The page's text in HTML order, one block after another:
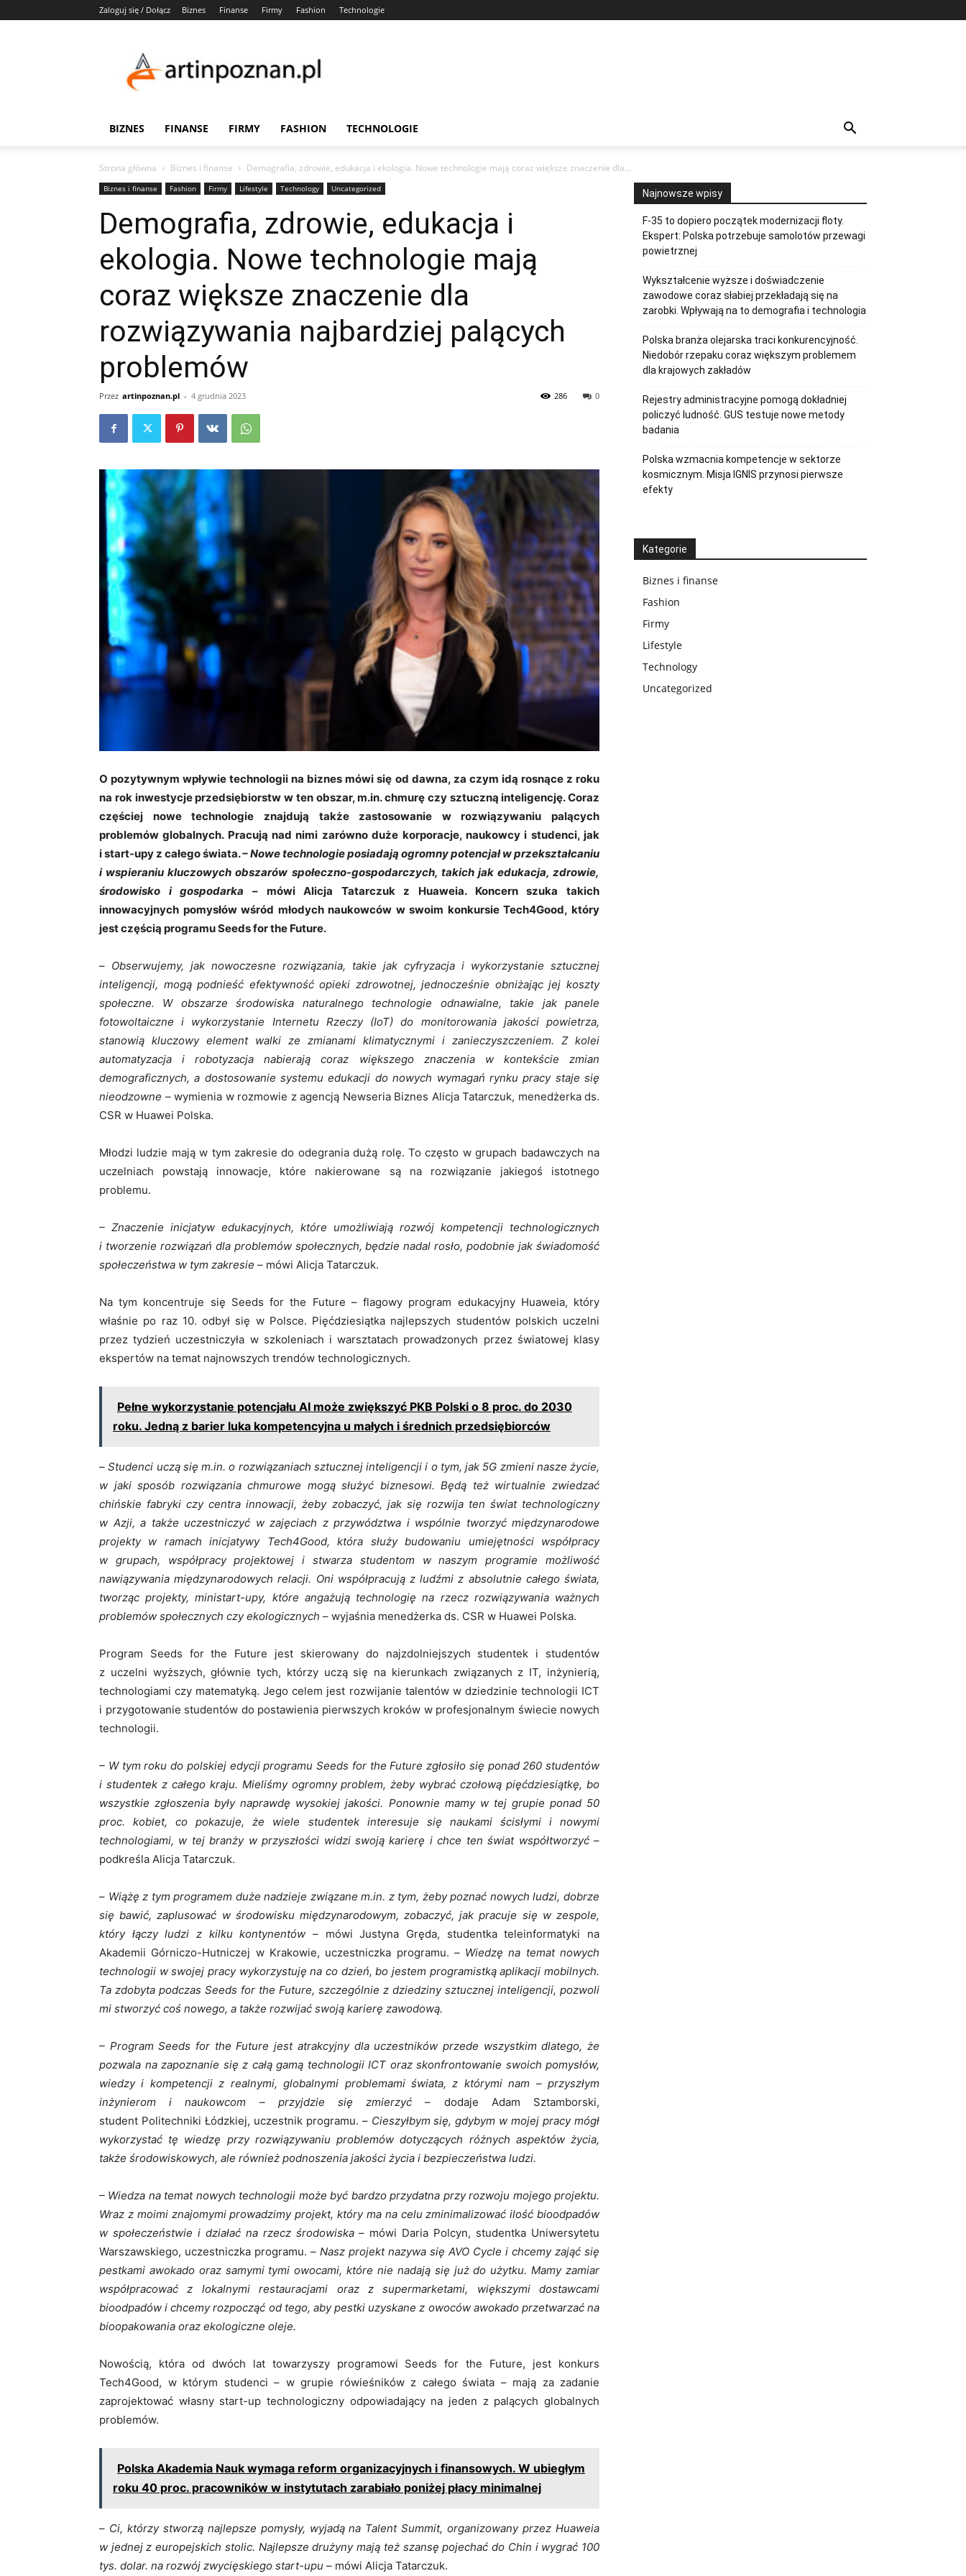
Zaloguj się / Dołącz Biznes Finanse Firmy Fashion Technologie
BIZNES FINANSE FIRMY FASHION TECHNOLOGIE
Strona główna Biznes i finanse Demografia, zdrowie, edukacja i ekologia. Nowe technologie mają coraz większe znaczenie dla...
Biznes i finanse Fashion Firmy Lifestyle Technology Uncategorized
Demografia, zdrowie, edukacja i
ekologia. Nowe technologie mają
coraz większe znaczenie dla
rozwiązywania najbardziej palących
problemów
Przez artinpoznan.pl - 4 grudnia 2023 0
286
O pozytywnym wpływie technologii na biznes mówi się od dawna, za czym idą rosnące z roku
na rok inwestycje przedsiębiorstw w ten obszar, m.in. chmurę czy sztuczną inteligencję. Coraz
częściej nowe technologie znajdują także zastosowanie w rozwiązywaniu palących
problemów globalnych. Pracują nad nimi zarówno duże korporacje, naukowcy i studenci, jak
i start-upy z całego świata.– Nowe technologie posiadają ogromny potencjał w przekształcaniu
i wspieraniu kluczowych obszarów społeczno-gospodarczych, takich jak edukacja, zdrowie,
środowisko i gospodarka –mówi Alicja Tatarczuk z Huaweia. Koncern szuka takich
innowacyjnych pomysłów wśród młodych naukowców w swoim konkursie Tech4Good, który
jest częścią programu Seeds for the Future.
– Obserwujemy, jak nowoczesne rozwiązania, takie jak cyfryzacja i wykorzystanie sztucznej
inteligencji, mogą podnieść efektywność opieki zdrowotnej, jednocześnie obniżając jej koszty
społeczne. W obszarze środowiska naturalnego technologie odnawialne, takie jak panele
fotowoltaiczne i wykorzystanie Internetu Rzeczy (IoT) do monitorowania jakości powietrza,
stanowią kluczowy element walki ze zmianami klimatycznymi i zanieczyszczeniem. Z kolei
automatyzacja i robotyzacja nabierają coraz większego znaczenia w kontekście zmian
demograficznych, a dostosowanie systemu edukacji do nowych wymagań rynku pracy staje się
nieodzowne – wymienia w rozmowie z agencją Newseria Biznes Alicja Tatarczuk, menedżerka ds.
CSR w Huawei Polska.
Młodzi ludzie mają w tym zakresie do odegrania dużą rolę. To często w grupach badawczych na
uczelniach powstają innowacje, które nakierowane są na rozwiązanie jakiegoś istotnego
problemu.
– Znaczenie inicjatyw edukacyjnych, które umożliwiają rozwój kompetencji technologicznych
i tworzenie rozwiązań dla problemów społecznych, będzie nadal rosło, podobnie jak świadomość
społeczeństwa w tym zakresie – mówi Alicja Tatarczuk.
Na tym koncentruje się Seeds for the Future – flagowy program edukacyjny Huaweia, który
właśnie po raz 10. odbył się w Polsce. Pięćdziesiątka najlepszych studentów polskich uczelni
przez tydzień uczestniczyła w szkoleniach i warsztatach prowadzonych przez światowej klasy
ekspertów na temat najnowszych trendów technologicznych.
Pełne wykorzystanie potencjału AI może zwiększyć PKB Polski o 8 proc. do 2030
roku. Jedną z barier luka kompetencyjna u małych i średnich przedsiębiorców
–Studenci uczą się m.in. o rozwiązaniach sztucznej inteligencji i o tym, jak 5G zmieni nasze życie,
w jaki sposób rozwiązania chmurowe mogą służyć biznesowi. Będą też wirtualnie zwiedzać
chińskie fabryki czy centra innowacji, żeby zobaczyć, jak się rozwija ten świat technologiczny
w Azji, a także uczestniczyć w zajęciach z przywództwa i wspólnie tworzyć międzynarodowe
projekty w ramach inicjatywy Tech4Good, która służy budowaniu umiejętności współpracy
w grupach, współpracy projektowej i stwarza studentom w naszym programie możliwość
nawiązywania międzynarodowych relacji. Oni współpracują z ludźmi z absolutnie całego świata,
tworząc projekty, ministart-upy, które angażują technologię na rzecz rozwiązywania ważnych
problemów społecznych czy ekologicznych – wyjaśnia menedżerka ds. CSR w Huawei Polska.
Program Seeds for the Future jest skierowany do najzdolniejszych studentek i studentów
z uczelni wyższych, głównie tych, którzy uczą się na kierunkach związanych z IT, inżynierią,
technologiami czy matematyką. Jego celem jest rozwijanie talentów w dziedzinie technologii ICT
i przygotowanie studentów do postawienia pierwszych kroków w profesjonalnym świecie nowych
technologii.
– W tym roku do polskiej edycji programu Seeds for the Future zgłosiło się ponad 260 studentów
i studentek z całego kraju. Mieliśmy ogromny problem, żeby wybrać czołową pięćdziesiątkę, bo
wszystkie zgłoszenia były naprawdę wysokiej jakości. Ponownie mamy w tej grupie ponad 50
proc. kobiet, co pokazuje, że wiele studentek interesuje się naukami ścisłymi i nowymi
technologiami, w tej branży w przyszłości widzi swoją karierę i chce ten świat współtworzyć–
podkreśla Alicja Tatarczuk.
– Wiążę z tym programem duże nadzieje związane m.in. z tym, żeby poznać nowych ludzi, dobrze
się bawić, zaplusować w środowisku międzynarodowym, zobaczyć, jak pracuje się w zespole,
który łączy ludzi z kilku kontynentów – mówi Justyna Gręda, studentka teleinformatyki na
Akademii Górniczo-Hutniczej w Krakowie, uczestniczka programu. –Wiedzę na temat nowych
technologii w swojej pracy wykorzystuję na co dzień, bo jestem programistką aplikacji mobilnych.
Ta zdobyta podczas Seeds for the Future, szczególnie z dziedziny sztucznej inteligencji, pozwoli
mi stworzyć coś nowego, a także rozwijać swoją karierę zawodową.
– Program Seeds for the Future jest atrakcyjny dla uczestników przede wszystkim dlatego, że
pozwala na zapoznanie się z całą gamą technologii ICT oraz skonfrontowanie swoich pomysłów,
wiedzy i kompetencji z realnymi, globalnymi problemami świata, z którymi nam – przyszłym
inżynierom i naukowcom – przyjdzie się zmierzyć– dodaje Adam Sztamborski,
student Politechniki Łódzkiej, uczestnik programu. –Cieszyłbym się, gdybym w mojej pracy mógł
wykorzystać tę wiedzę przy rozwiązywaniu problemów dotyczących różnych aspektów życia,
także środowiskowych, ale również podnoszenia jakości życia i bezpieczeństwa ludzi.
– Wiedza na temat nowych technologii może być bardzo przydatna przy rozwoju mojego projektu.
Wraz z moimi znajomymi prowadzimy projekt, który ma na celu zminimalizować ilość bioodpadów
w społeczeństwie i działać na rzecz środowiska– mówi Daria Polcyn, studentka Uniwersytetu
Warszawskiego, uczestniczka programu. – Nasz projekt nazywa się AVO Cycle i chcemy zająć się
pestkami awokado oraz samymi tymi owocami, które nie nadają się już do użytku. Mamy zamiar
współpracować z lokalnymi restauracjami oraz z supermarketami, większymi dostawcami
bioodpadów i chcemy rozpocząć od tego, aby pestki uzyskane z owoców awokado przetwarzać na
bioopakowania oraz ekologiczne oleje.
Nowością, która od dwóch lat towarzyszy programowi Seeds for the Future, jest konkurs
Tech4Good, w którym studenci – w grupie rówieśników z całego świata – mają za zadanie
zaprojektować własny start-up technologiczny odpowiadający na jeden z palących globalnych
problemów.
Polska Akademia Nauk wymaga reform organizacyjnych i finansowych. W ubiegłym
roku 40 proc. pracowników w instytutach zarabiało poniżej płacy minimalnej
– Ci, którzy stworzą najlepsze pomysły, wyjadą na Talent Summit, organizowany przez Huaweia
w jednej z europejskich stolic. Najlepsze drużyny mają też szansę pojechać do Chin i wygrać 100
tys. dolar. na rozwój zwycięskiego start-upu – mówi Alicja Tatarczuk.
Najnowsze wpisy
F-35 to dopiero początek modernizacji floty.
Ekspert: Polska potrzebuje samolotów przewagi
powietrznej
Wykształcenie wyższe i doświadczenie
zawodowe coraz słabiej przekładają się na
zarobki. Wpływają na to demografia i technologia
Polska branża olejarska traci konkurencyjność.
Niedobór rzepaku coraz większym problemem
dla krajowych zakładów
Rejestry administracyjne pomogą dokładniej
policzyć ludność. GUS testuje nowe metody
badania
Polska wzmacnia kompetencje w sektorze
kosmicznym. Misja IGNIS przynosi pierwsze
efekty
Kategorie
Biznes i finanse
Fashion
Firmy
Lifestyle
Technology
Uncategorized